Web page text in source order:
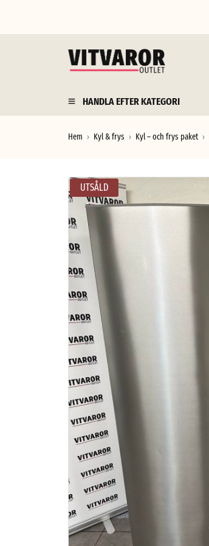
HANDLA EFTER KATEGORI
Hem › Kyl & frys › Kyl – och frys paket ›
UTSÅLD